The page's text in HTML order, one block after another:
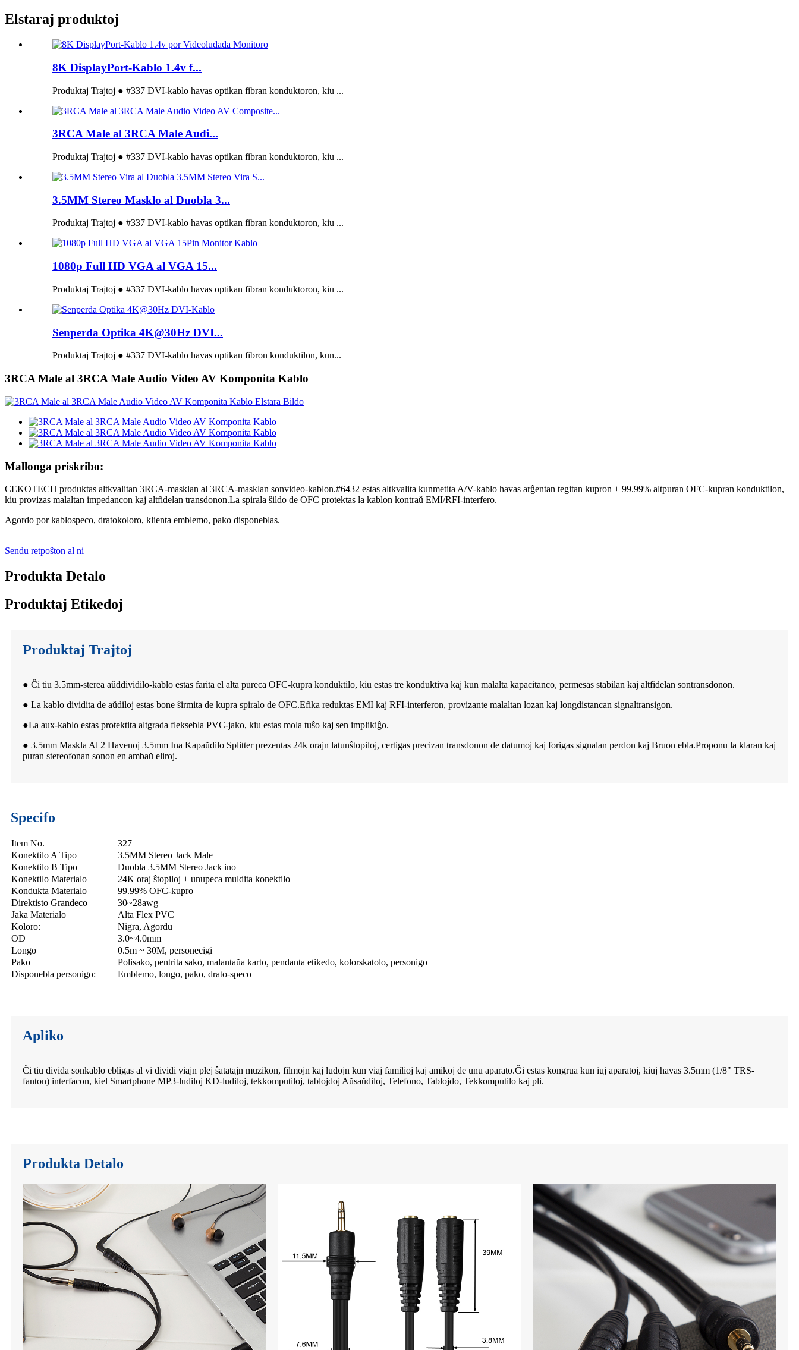
Elstaraj produktoj
8K DisplayPort-Kablo 1.4v f...
Produktaj Trajtoj ● #337 DVI-kablo havas optikan fibran konduktoron, kiu ...
3RCA Male al 3RCA Male Audi...
Produktaj Trajtoj ● #337 DVI-kablo havas optikan fibran konduktoron, kiu ...
3.5MM Stereo Masklo al Duobla 3...
Produktaj Trajtoj ● #337 DVI-kablo havas optikan fibran konduktoron, kiu ...
1080p Full HD VGA al VGA 15...
Produktaj Trajtoj ● #337 DVI-kablo havas optikan fibran konduktoron, kiu ...
Senperda Optika 4K@30Hz DVI...
Produktaj Trajtoj ● #337 DVI-kablo havas optikan fibron konduktilon, kun...
3RCA Male al 3RCA Male Audio Video AV Komponita Kablo
Mallonga priskribo:
CEKOTECH produktas altkvalitan 3RCA-masklan al 3RCA-masklan sonvideo-kablon.#6432 estas altkvalita kunmetita A/V-kablo havas arĝentan tegitan kupron + 99.99% altpuran OFC-kupran konduktilon,
kiu provizas malaltan impedancon kaj altfidelan transdonon.La spirala ŝildo de OFC protektas la kablon kontraŭ EMI/RFI-interfero.
Agordo por kablospeco, dratokoloro, klienta emblemo, pako disponeblas.
Sendu retpoŝton al ni
Produkta Detalo
Produktaj Etikedoj
Produktaj Trajtoj
● Ĉi tiu 3.5mm-sterea aŭddividilo-kablo estas farita el alta pureca OFC-kupra konduktilo, kiu estas tre konduktiva kaj kun malalta kapacitanco, permesas stabilan kaj altfidelan sontransdonon.
● La kablo dividita de aŭdiloj estas bone ŝirmita de kupra spiralo de OFC.Efika reduktas EMI kaj RFI-interferon, provizante malaltan lozan kaj longdistancan signaltransigon.
●La aux-kablo estas protektita altgrada fleksebla PVC-jako, kiu estas mola tuŝo kaj sen implikiĝo.
● 3.5mm Maskla Al 2 Havenoj 3.5mm Ina Kapaŭdilo Splitter prezentas 24k orajn latunŝtopiloj, certigas precizan transdonon de datumoj kaj forigas signalan perdon kaj Bruon ebla.Proponu la klaran kaj
puran stereofonan sonon en ambaŭ eliroj.
Specifo
Item No.
327
Konektilo A Tipo
3.5MM Stereo Jack Male
Konektilo B Tipo
Duobla 3.5MM Stereo Jack ino
Konektilo Materialo
24K oraj ŝtopiloj + unupeca muldita konektilo
Kondukta Materialo
99.99% OFC-kupro
Direktisto Grandeco
30~28awg
Jaka Materialo
Alta Flex PVC
Koloro:
Nigra, Agordu
OD
3.0~4.0mm
Longo
0.5m ~ 30M, personecigi
Pako
Polisako, pentrita sako, malantaŭa karto, pendanta etikedo, kolorskatolo, personigo
Disponebla personigo:
Emblemo, longo, pako, drato-speco
Apliko
Ĉi tiu divida sonkablo ebligas al vi dividi viajn plej ŝatatajn muzikon, filmojn kaj ludojn kun viaj familioj kaj amikoj de unu aparato.Ĝi estas kongrua kun iuj aparatoj, kiuj havas 3.5mm (1/8" TRS-
fanton) interfacon, kiel Smartphone MP3-ludiloj KD-ludiloj, tekkomputiloj, tablojdoj Aŭsaŭdiloj, Telefono, Tablojdo, Tekkomputilo kaj pli.
Produkta Detalo